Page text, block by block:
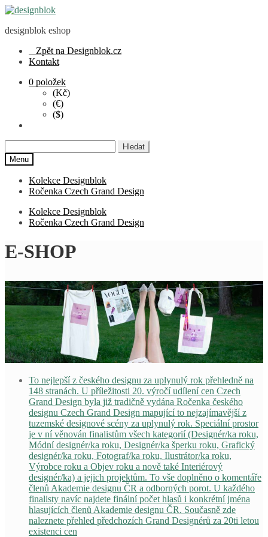
Přeskočit
navigaci
Přejít
obsahu
designblok eshop
Zpět na Designblok.cz
Kontakt
0 položek
(Kč)
(€)
($)
Menu
Kolekce Designblok
Ročenka Czech Grand Design
Kolekce Designblok
Ročenka Czech Grand Design
E-SHOP
To nejlepší z českého designu za uplynulý rok přehledně na
148 stranách. U příležitosti 20. výročí udílení cen Czech
Grand Design byla již tradičně vydána Ročenka českého
designu Czech Grand Design mapující to nejzajímavější z
tuzemské designové scény za uplynulý rok. Speciální prostor
je v ní věnován finalistům všech kategorií (Designér/ka roku,
Módní designér/ka roku, Designér/ka šperku roku, Grafický
designér/ka roku, Fotograf/ka roku, Ilustrátor/ka roku,
Výrobce roku a Objev roku a nově také Interiérový
designér/ka) a jejich projektům. To vše doplněno o komentáře
členů Akademie designu ČR a odborných porot. U každého
finalisty navíc najdete finální počet hlasů i konkrétní jména
hlasujících členů Akademie designu ČR. Současně zde
naleznete přehled předchozích Grand Designérů za 20ti letou
existenci cen